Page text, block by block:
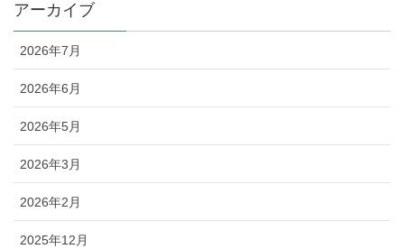
アーカイブ
2026年7月
2026年6月
2026年5月
2026年3月
2026年2月
2025年12月